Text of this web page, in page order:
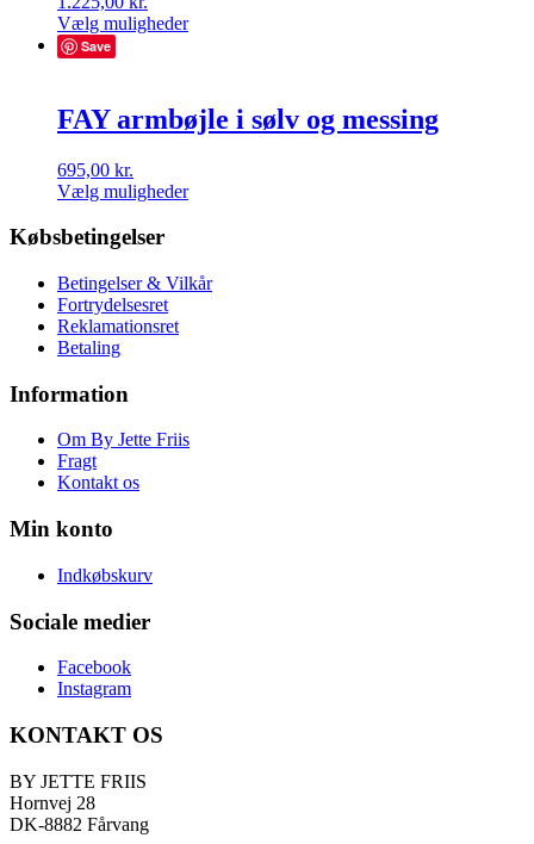
Vælg mulighederDette
varianter.
Mulighederne
på
Save
FAY armbøjle i sølv og messing
695,00 kr.
Vælg mulighederDette
varianter.
Mulighederne
Købsbetingelser
Betingelser & Vilkår
Fortrydelsesret
Reklamationsret
Betaling
Information
Om By Jette Friis
Fragt
Kontakt os
Min konto
Indkøbskurv
Sociale medier
Facebook
Instagram
KONTAKT OS
BY JETTE FRIIS
Hornvej 28
DK-8882 Fårvang